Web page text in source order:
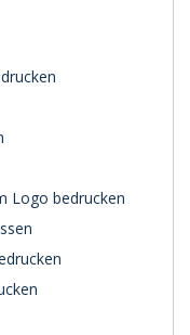
Logo bedrucken